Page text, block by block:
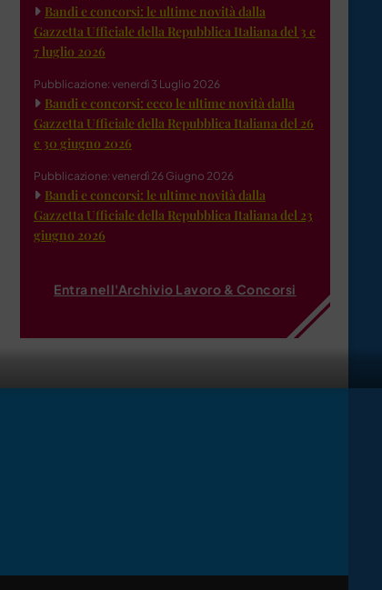
Bandi e concorsi: le ultime novità dalla
Gazzetta Ufficiale della Repubblica Italiana del 3 e
7 luglio 2026
Pubblicazione: venerdì 3 Luglio 2026
Bandi e concorsi: ecco le ultime novità dalla
Gazzetta Ufficiale della Repubblica Italiana del 26
e 30 giugno 2026
Pubblicazione: venerdì 26 Giugno 2026
Bandi e concorsi: le ultime novità dalla
Gazzetta Ufficiale della Repubblica Italiana del 23
giugno 2026
Entra nell'Archivio Lavoro & Concorsi